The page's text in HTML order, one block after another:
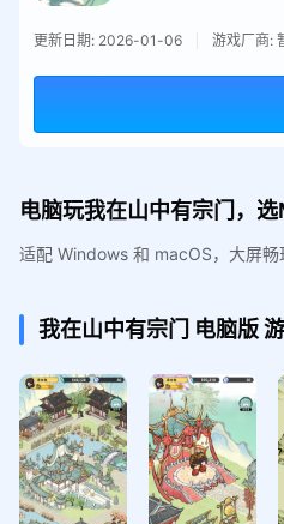
更新日期: 2026-01-06 游戏厂商:
电脑玩我在山中有宗门，
适配 Windows 和 macOS，大屏畅
我在山中有宗门 电脑版